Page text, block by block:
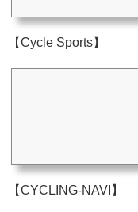
【Cycle Sports】
【CYCLING-NAVI】